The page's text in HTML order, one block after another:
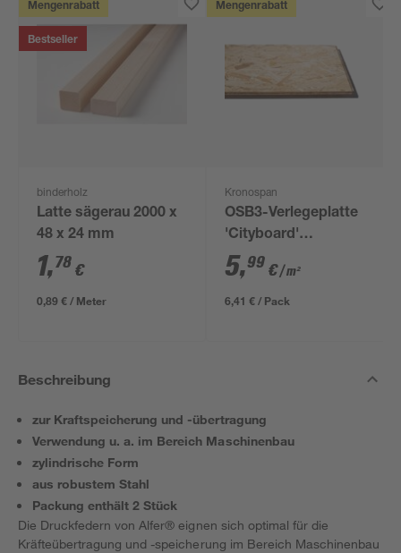
Mengenrabatt
Bestseller
binderholz
Latte sägerau 2000 x
48 x 24 mm
1,78 €
0,89 € / Meter
Mengenrabatt
Kronospan
OSB3-Verlegeplatte
'Cityboard'
ungeschliffen 1690 x
634 x 12 mm
5,99 €/ m²
6,41 € / Pack
Beschreibung
zur Kraftspeicherung und -übertragung
Verwendung u. a. im Bereich Maschinenbau
zylindrische Form
aus robustem Stahl
Packung enthält 2 Stück
Die Druckfedern von Alfer® eignen sich optimal für die
Kräfteübertragung und -speicherung im Bereich Maschinenbau